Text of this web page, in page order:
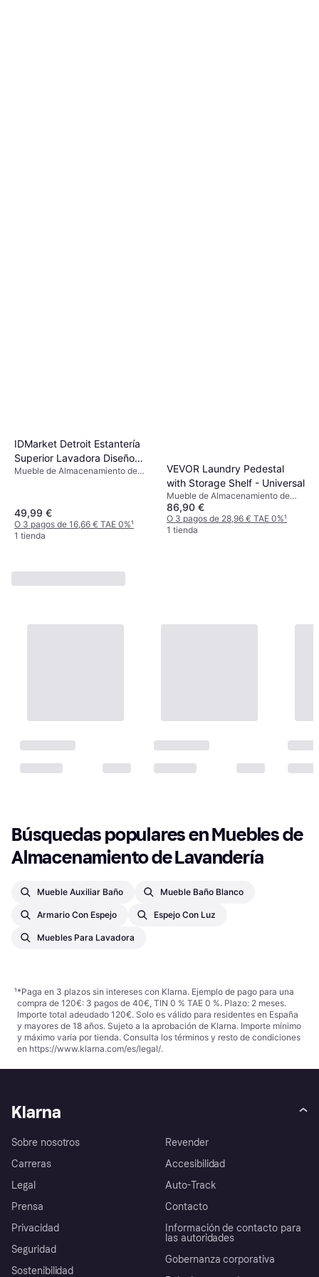
IDMarket Detroit Estantería
Superior Lavadora Diseño
Industrial
Mueble de Almacenamiento de
49,99 €
O 3 pagos de 16,66 € TAE 0%¹
1 tienda
VEVOR Laundry Pedestal
with Storage Shelf - Universal
Mueble de Almacenamiento de
Lavandería
86,90 €
O 3 pagos de 28,96 € TAE 0%¹
1 tienda
Búsquedas populares en Muebles de
Almacenamiento de Lavandería
Mueble Auxiliar Baño Mueble Baño Blanco
Armario Con Espejo Espejo Con Luz
Muebles Para Lavadora
¹*Paga en 3 plazos sin intereses con Klarna. Ejemplo de pago para una
compra de 120€: 3 pagos de 40€, TIN 0 % TAE 0 %. Plazo: 2 meses.
Importe total adeudado 120€. Solo es válido para residentes en España
y mayores de 18 años. Sujeto a la aprobación de Klarna. Importe mínimo
y máximo varía por tienda. Consulta los términos y resto de condiciones
en https://www.klarna.com/es/legal/.
Klarna
Sobre nosotros
Carreras
Legal
Prensa
Privacidad
Seguridad
Sostenibilidad
Revender
Accesibilidad
Auto-Track
Contacto
Información de contacto para
las autoridades
Gobernanza corporativa